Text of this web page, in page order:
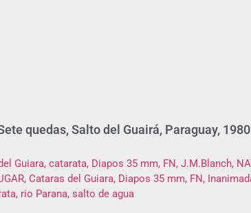
quedas, Salto del Guairá, Paraguay, 1980